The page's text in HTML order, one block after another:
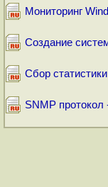
Мониторинг
Создание
Сбор
SNMP протокол